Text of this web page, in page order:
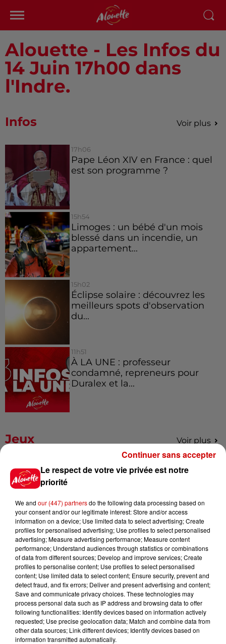
Alouette - Les Infos du
14 Juin 17h00 dans
l'Indre.
Infos Voir plus
17h06
Pape Léon XIV en France : quel
est son programme ?
15h54
Limoges : un bébé d'un mois
blessé dans un incendie, un
appartement...
15h02
Éclipse solaire : découvrez les
meilleurs spots d'observation
du...
11h51
À LA UNE : professeur
condamné, repreneurs pour
Duralex et la...
Jeux Voir plus
Gagnez vos places pour le
Festival du Roi Arthur 2026 !
Gagnez vos entrées pour le
Musée du Sport Automobile au
Mans !
Alouette vous invite à
Futuroscope Xperiences !
Le respect de votre vie privée est notre
priorité
We and our (447) partnersdo the following data processing based on
your consent and/or our legitimate interest: Store and/or access
information on a device; Use limited data to select advertising; Create
profiles for personalised advertising; Use profiles to select personalised
advertising; Measure advertising performance; Measure content
performance; Understand audiences through statistics or combinations
of data from different sources; Develop and improve services; Create
profiles to personalise content; Use profiles to select personalised
content; Use limited data to select content; Ensure security, prevent and
detect fraud, and fix errors; Deliver and present advertising and content;
Save and communicate privacy choices. These technologies may
process personal data such as IP address and browsing data to offer
following functionalities: Identify devices based on information actively
requested; Use precise geolocation data; Match and combine data from
other data sources; Link different devices; Identify devices based on
information transmitted automatically.
Continuer sans accepter